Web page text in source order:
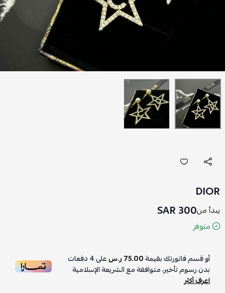
DIOR
يبدأ من300 SAR
متوفر
أو قسم فاتورتك بقيمة75.00 ر.س على4دفعات
بدون رسوم تأخير، متوافقة مع الشريعة الإسلامية
اعرف أكثر